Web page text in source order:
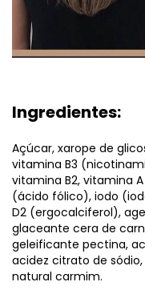
Ingredientes:
Açúcar, xarope de
vitamina B3
vitamina B2, vitamina
(ácido fólico), iodo
D2 (ergocalciferol),
glaceante cera de
geleificante pectina,
acidez citrato de
natural carmim.